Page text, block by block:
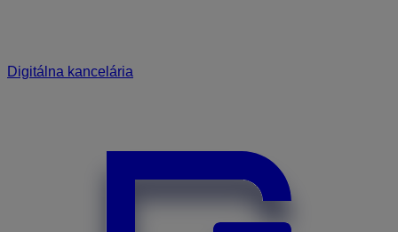
Digitálna kancelária